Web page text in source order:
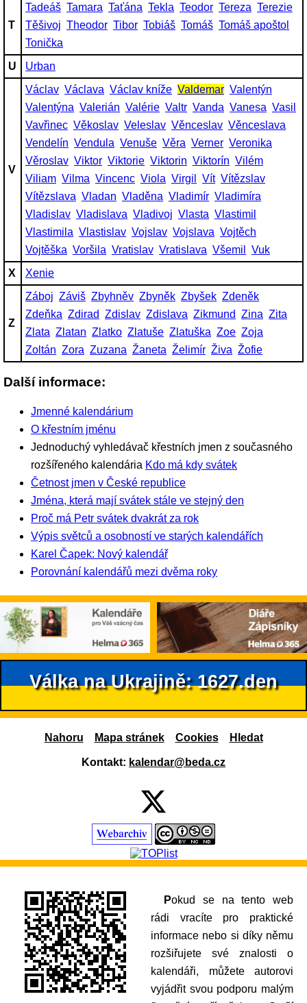
T
Tadeáš Tamara Taťána Tekla Teodor Tereza Terezie
Těšivoj Theodor Tibor Tobiáš Tomáš Tomáš apoštol
Tonička
U
Urban
V
Václav Václava Václav kníže Valdemar Valentýn
Valentýna Valerián Valérie Valtr Vanda Vanesa Vasil
Vavřinec Věkoslav Veleslav Věnceslav Věnceslava
Vendelín Vendula Venuše Věra Verner Veronika
Věroslav Viktor Viktorie Viktorin Viktorín Vilém
Viliam Vilma Vincenc Viola Virgil Vít Vítězslav
Vítězslava Vladan Vladěna Vladimír Vladimíra
Vladislav Vladislava Vladivoj Vlasta Vlastimil
Vlastimila Vlastislav Vojslav Vojslava Vojtěch
Vojtěška Voršila Vratislav Vratislava Všemil
Vuk
X
Xenie
Z
Záboj Záviš Zbyhněv Zbyněk Zbyšek Zdeněk
Zdeňka Zdirad Zdislav Zdislava Zikmund Zina Zita
Zlata Zlatan Zlatko Zlatuše Zlatuška Zoe Zoja
Zoltán Zora Zuzana Žaneta Želimír Živa Žofie
Další informace:
Jmenné kalendárium
O křestním jménu
Jednoduchý vyhledávač křestních jmen z současného
rozšířeného kalendária Kdo má kdy svátek
Četnost jmen v České republice
Jména, která mají svátek stále ve stejný den
Proč má Petr svátek dvakrát za rok
Výpis světců a osobností ve starých kalendářích
Karel Čapek: Nový kalendář
Porovnání kalendářů mezi dvěma roky
Válka na Ukrajině: 1627.den
Nahoru Mapa stránek Cookies Hledat
Kontakt: kalendar@beda.cz
Pokud se na tento web
rádi vracíte pro praktické
informace nebo si díky němu
rozšiřujete své znalosti o
kalendáři, můžete autorovi
vyjádřit svou podporu malým